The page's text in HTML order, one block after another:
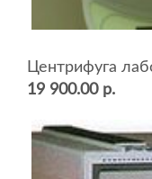
19 900.00 р.